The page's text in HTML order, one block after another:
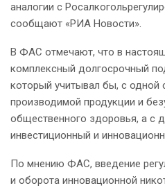
аналогии с
сообщают «РИА Новости».
В ФАС отмечают, что в
комплексный долгосрочный
который учитывал бы, с одной
производимой продукции и
общественного здоровья, а с
инвестиционный и
По мнению ФАС, введение
и оборота инновационной